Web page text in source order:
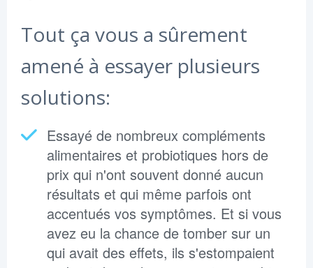
Tout ça vous a sûrement
amené à essayer plusieurs
solutions:
Essayé de nombreux compléments
alimentaires et probiotiques hors de
prix qui n'ont souvent donné aucun
résultats et qui même parfois ont
accentués vos symptômes. Et si vous
avez eu la chance de tomber sur un
qui avait des effets, ils s'estompaient